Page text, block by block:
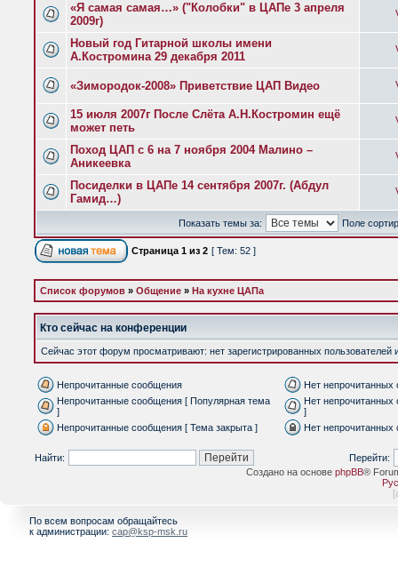
«Я самая самая…» ("Колобки" в ЦАПе 3 апреля
2009г)
Новый год Гитарной школы имени
А.Костромина 29 декабря 2011
«Зимородок-2008» Приветствие ЦАП Видео
15 июля 2007г После Слёта А.Н.Костромин ещё
может петь
Поход ЦАП с 6 на 7 ноября 2004 Малино –
Аникеевка
Посиделки в ЦАПе 14 сентября 2007г. (Абдул
Гамид…)
Показать темы за: Поле
Страница 1 из 2 [ Тем: 52 ]
Список форумов » Общение » На кухне ЦАПа
Кто сейчас на конференции
Сейчас этот форум просматривают: нет зарегистрированных пользователей
Непрочитанные сообщения
Нет непрочитанных
Непрочитанные сообщения [ Популярная тема
]
Нет
]
Непрочитанные сообщения [ Тема закрыта ]
Нет непрочитанных
Найти:
Перейти:
Создано на основе phpBB®
[
По всем вопросам обращайтесь
к администрации: cap@ksp-msk.ru